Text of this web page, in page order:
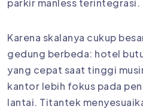
parkir manless terintegrasi.
Karena skalanya cukup
gedung berbeda: hotel
yang cepat saat tinggi
kantor lebih fokus pada
lantai. Titantek